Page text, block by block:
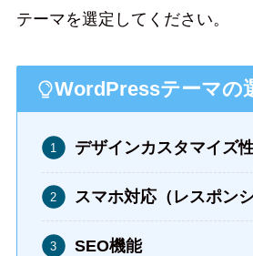
テーマを選定してください。
WordPressテーマの
デザインカスタマイズ
スマホ対応（レスポン
SEO機能